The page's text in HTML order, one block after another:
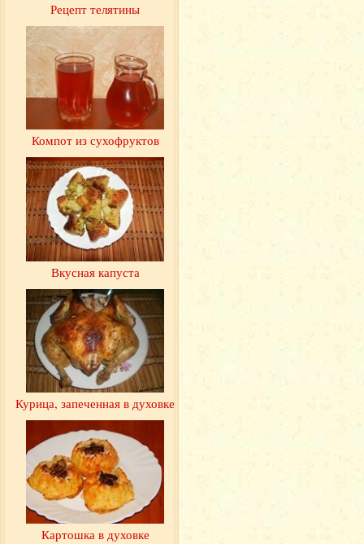
Рецепт телятины
Компот из сухофруктов
Вкусная капуста
Курица, запеченная в духовке
Картошка в духовке